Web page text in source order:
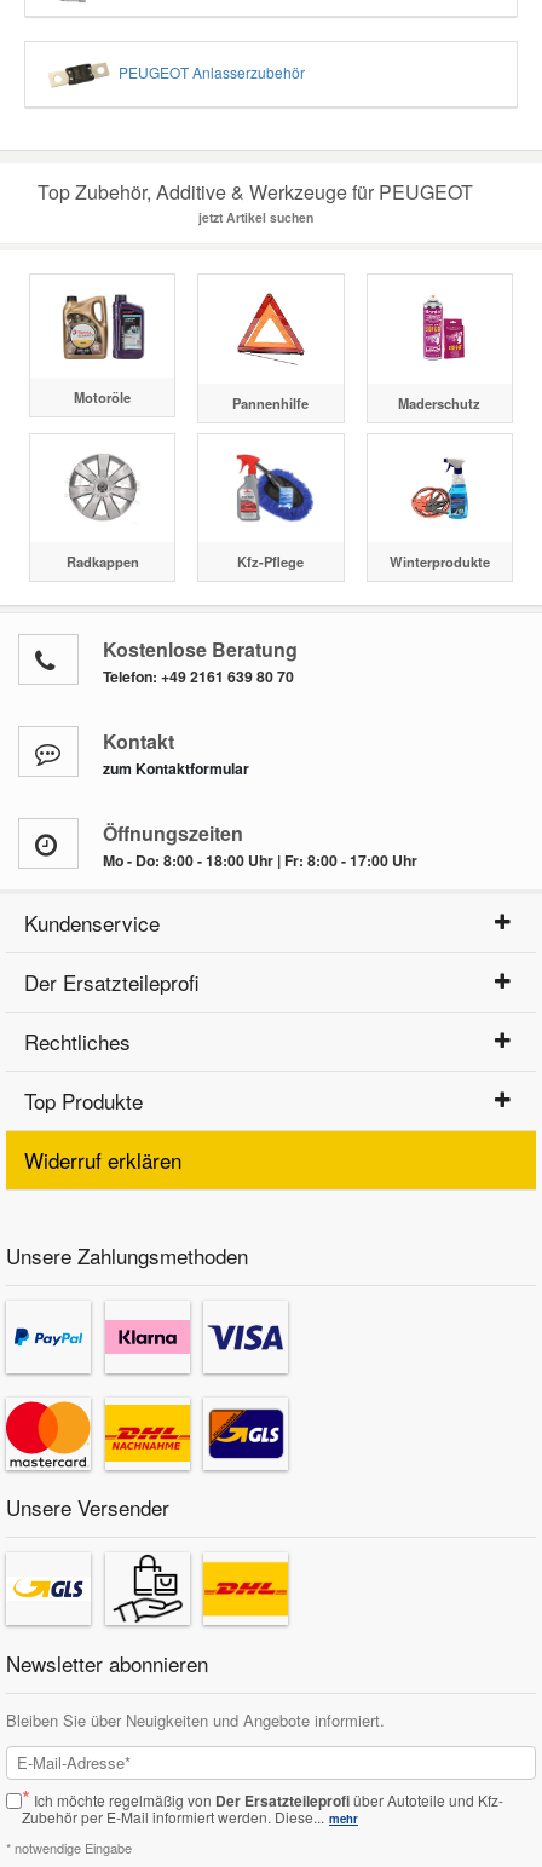
PEUGEOT Anlasserzubehör
Top Zubehör, Additive & Werkzeuge für PEUGEOT
jetzt Artikel suchen
Motoröle Pannenhilfe Maderschutz
Radkappen Kfz-Pflege Winterprodukte
Kostenlose Beratung
Telefon: +49 2161 639 80 70
Kontakt
zum Kontaktformular
Öffnungszeiten
Mo - Do: 8:00 - 18:00 Uhr | Fr: 8:00 - 17:00 Uhr
Kundenservice
Der Ersatzteileprofi
Rechtliches
Top Produkte
Widerruf erklären
Unsere Zahlungsmethoden
Unsere Versender
Newsletter abonnieren
Bleiben Sie über Neuigkeiten und Angebote informiert.
* Ich möchte regelmäßig von Der Ersatzteileprofiüber Autoteile und Kfz-
Zubehör per E-Mail informiert werden. Diese... mehr
* notwendige Eingabe
Volvo Ersatzteile